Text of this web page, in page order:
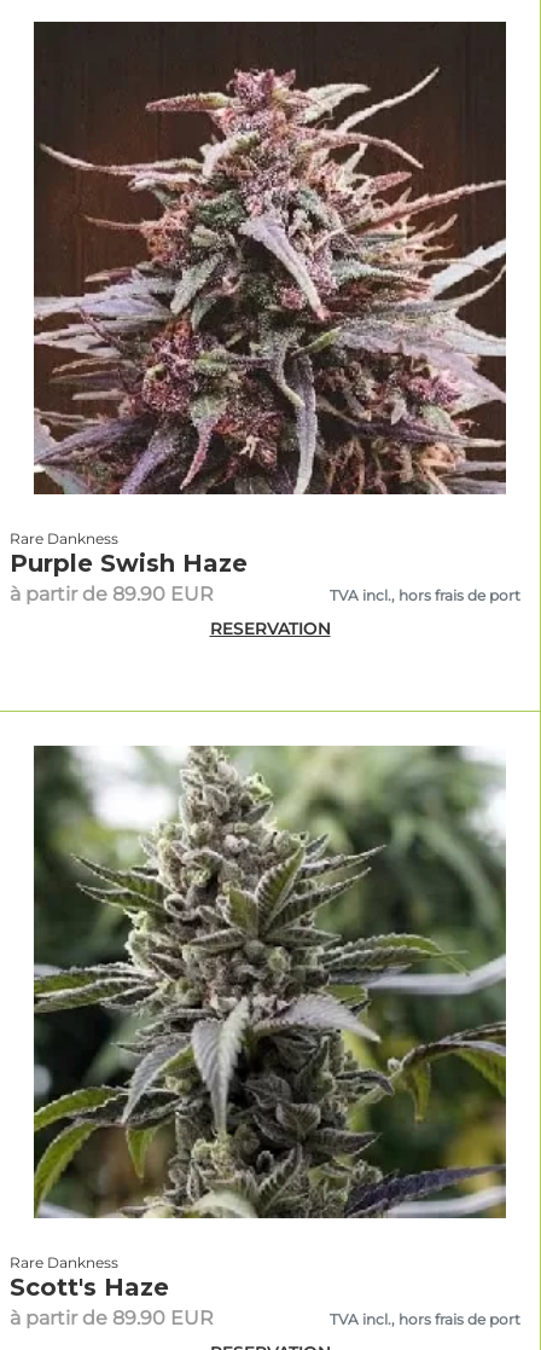
Rare Dankness
Purple Swish Haze
à partir de 89.90 EUR TVA incl., hors frais de port
RESERVATION
Rare Dankness
Scott's Haze
à partir de 89.90 EUR TVA incl., hors frais de port